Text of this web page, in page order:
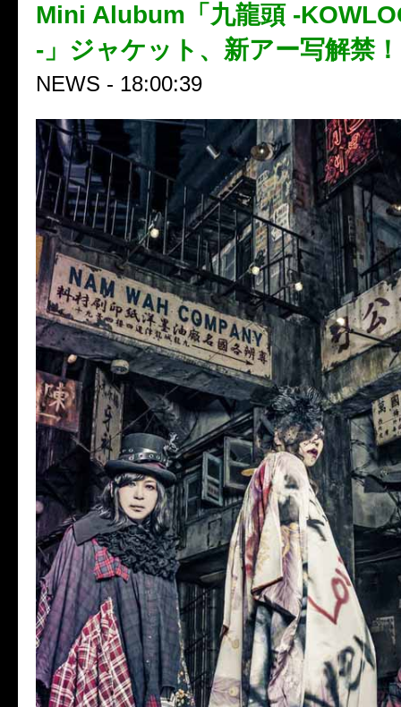
Mini Alubum「九龍頭 -
-」ジャケット、新アー写解禁！
NEWS - 18:00:39